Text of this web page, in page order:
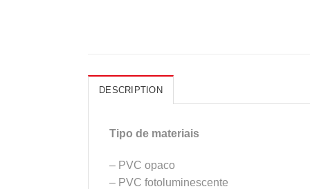
DESCRIPTION
Tipo de materiais
– PVC opaco
– PVC fotoluminescente